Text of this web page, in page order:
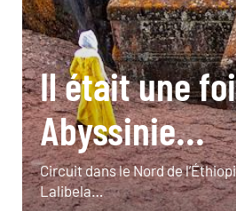
Il était une
Abyssinie...
Circuit dans le Nord de
Lalibela…